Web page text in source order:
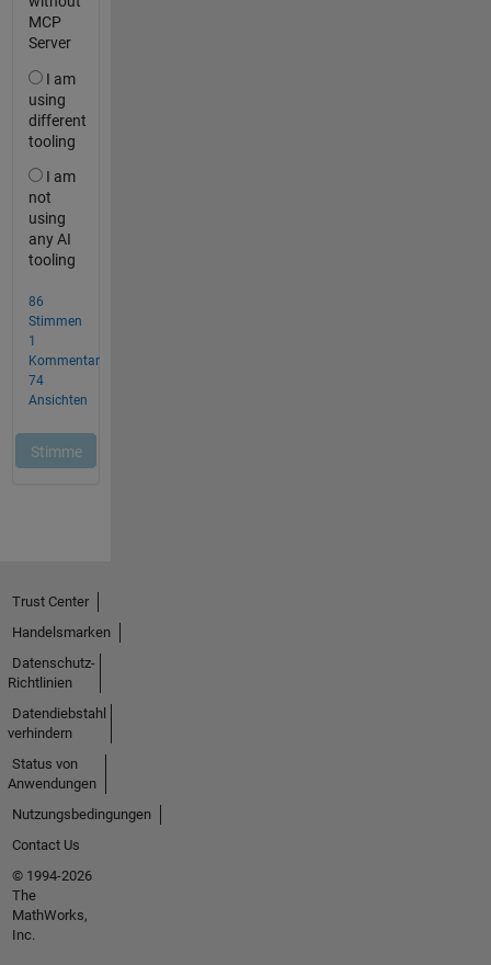
Trust Center
Handelsmarken
Datenschutz-
Richtlinien
Datendiebstahl
verhindern
Status von
Anwendungen
Nutzungsbedingungen
Contact Us
© 1994-2026
The
MathWorks,
Inc.